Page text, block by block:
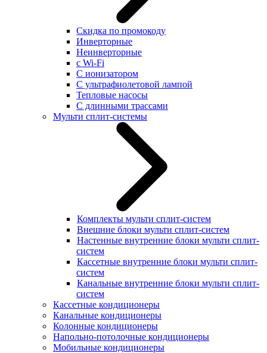
Скидка по промокоду
Инверторные
Неинверторные
с Wi-Fi
С ионизатором
С ультрафиолетовой лампой
Тепловые насосы
С длинными трассами
Мульти сплит-системы
Комплекты мульти сплит-систем
Внешние блоки мульти сплит-систем
Настенные внутренние блоки мульти сплит-
систем
Кассетные внутренние блоки мульти сплит-
систем
Канальные внутренние блоки мульти сплит-
систем
Кассетные кондиционеры
Канальные кондиционеры
Колонные кондиционеры
Напольно-потолочные кондиционеры
Мобильные кондиционеры